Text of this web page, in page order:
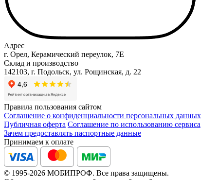
Адрес
г. Орел, Керамический переулок, 7Е
Склад и производство
142103, г. Подольск, ул. Рощинская, д. 22
Правила пользования сайтом
Соглашение о конфиденциальности персональных данных
Публичная оферта Соглашение по использованию сервиса
Зачем предоставлять паспортные данные
Принимаем к оплате
© 1995-2026 МОБИПРОФ. Все права защищены.